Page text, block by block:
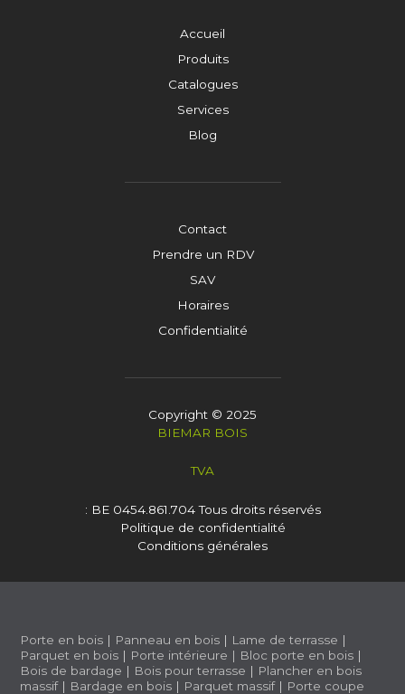
Accueil
Produits
Catalogues
Services
Blog
Contact
Prendre un RDV
SAV
Horaires
Confidentialité
Copyright © 2025
BIEMAR BOIS
TVA
: BE 0454.861.704Tous droits réservés
Politique de confidentialité
Conditions générales
Porte en bois | Panneau en bois | Lame de terrasse |
Parquet en bois | Porte intérieure | Bloc porte en bois |
Bois de bardage | Bois pour terrasse | Plancher en bois
massif| Bardage en bois | Parquet massif| Porte coupe